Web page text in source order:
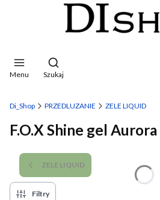
Menu
Otwórz wyszukiwarkę
Szukaj
Di_Shop PRZEDLUZANIE ZELE LIQUID
F.O.X Shine gel Aurora
ZELE LIQUID
Filtry